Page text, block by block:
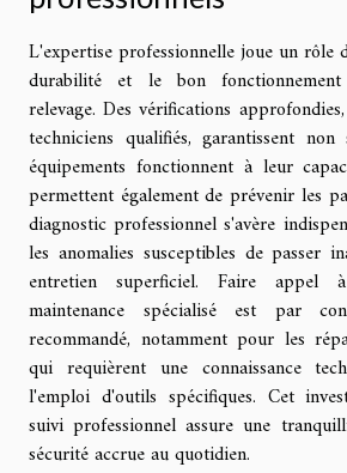
L'expertise professionnelle joue un rôle
durabilité et le bon
relevage. Des vérifications
techniciens qualifiés, garantissent
équipements fonctionnent à leur
permettent également de prévenir les
diagnostic professionnel s'avère
les anomalies susceptibles de passer
entretien superficiel. Faire
maintenance spécialisé est par
recommandé, notamment pour les
qui requièrent une connaissance
l'emploi d'outils spécifiques. Cet
suivi professionnel assure une
sécurité accrue au quotidien.